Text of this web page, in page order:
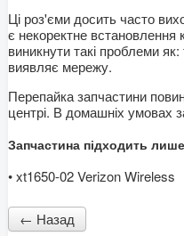
Ці роз'єми досить часто
є некоректне
виникнути такі проблеми
виявляє мережу.
Перепайка запчастини
центрі. В домашніх умовах
Запчастина підходить
• xt1650-02 Verizon Wireless